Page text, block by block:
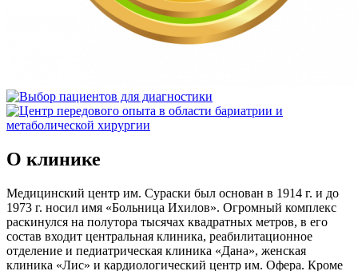
О клинике
Медицинский центр им. Сураски был основан в 1914 г. и до
1973 г. носил имя «Больница Ихилов». Огромный комплекс
раскинулся на полутора тысячах квадратных метров, в его
состав входит центральная клиника, реабилитационное
отделение и педиатрическая клиника «Дана», женская
клиника «Лис» и кардиологический центр им. Офера. Кроме